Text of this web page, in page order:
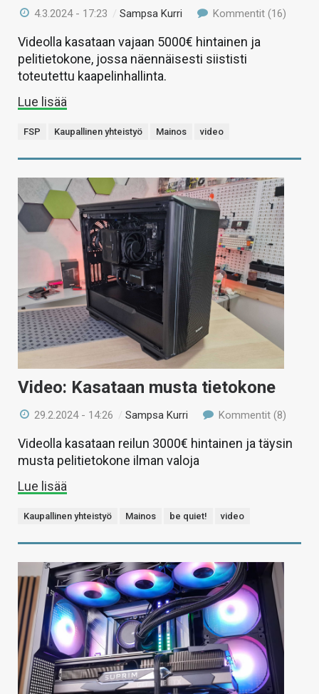
4.3.2024 - 17:23 /Sampsa Kurri Kommentit (16)
Videolla kasataan vajaan 5000€ hintainen ja
pelitietokone, jossa näennäisesti siististi
toteutettu kaapelinhallinta.
Lue lisää
FSP Kaupallinen yhteistyö Mainos video
Video: Kasataan musta tietokone
29.2.2024 - 14:26 /Sampsa Kurri Kommentit (8)
Videolla kasataan reilun 3000€ hintainen ja täysin
musta pelitietokone ilman valoja
Lue lisää
Kaupallinen yhteistyö Mainos be quiet! video